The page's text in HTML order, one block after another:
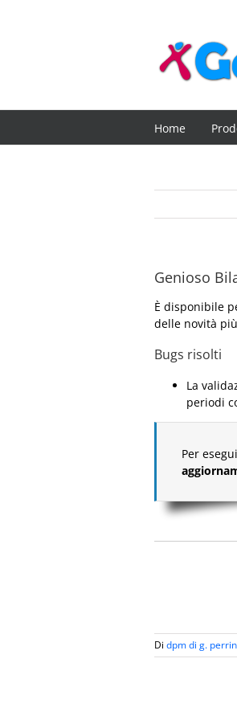
Home
Genioso
È disponibile
delle novità
Bugs risolti
La
periodi
Per
Di dpm di g.